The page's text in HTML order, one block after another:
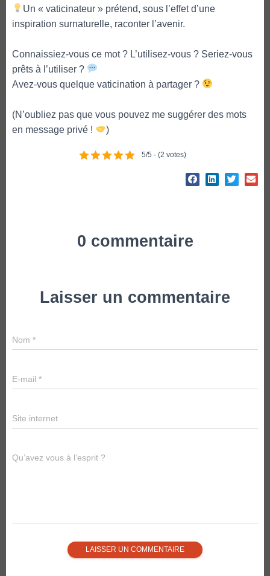
Un « vaticinateur » prétend, sous l’effet d’une
inspiration surnaturelle, raconter l’avenir.
Connaissiez-vous ce mot ? L’utilisez-vous ? Seriez-vous
prêts à l’utiliser ?
Avez-vous quelque vaticination à partager ?
(N’oubliez pas que vous pouvez me suggérer des mots
en message privé !
)
5/5 - (2 votes)
0 commentaire
Laisser un commentaire
Nom *
E-mail *
Site internet
Qu’avez vous à l’esprit ?